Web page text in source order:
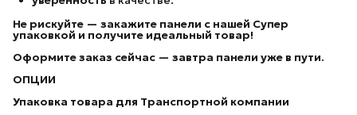
Не рискуйте — закажите панели с нашей Супер
упаковкой и получите идеальный товар!
Оформите заказ сейчас — завтра панели уже в пути.
ОПЦИИ
Упаковка товара для Транспортной компании